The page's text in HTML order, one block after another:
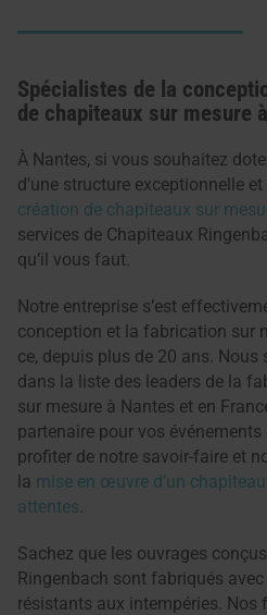
Spécialistes de la
de chapiteaux sur mesure
À Nantes, si vous souhaitez
d'une structure exceptionnelle
création de chapiteaux sur
services de Chapiteaux
qu’il vous faut.
Notre entreprise s’est
conception et la fabrication sur
ce, depuis plus de 20 ans.
dans la liste des leaders de la
sur mesure à Nantes et en
partenaire pour vos
profiter de notre savoir-faire et
la mise en œuvre d’un
attentes
Sachez que les ouvrages
Ringenbach sont fabriqués
résistants aux intempéries. Nos